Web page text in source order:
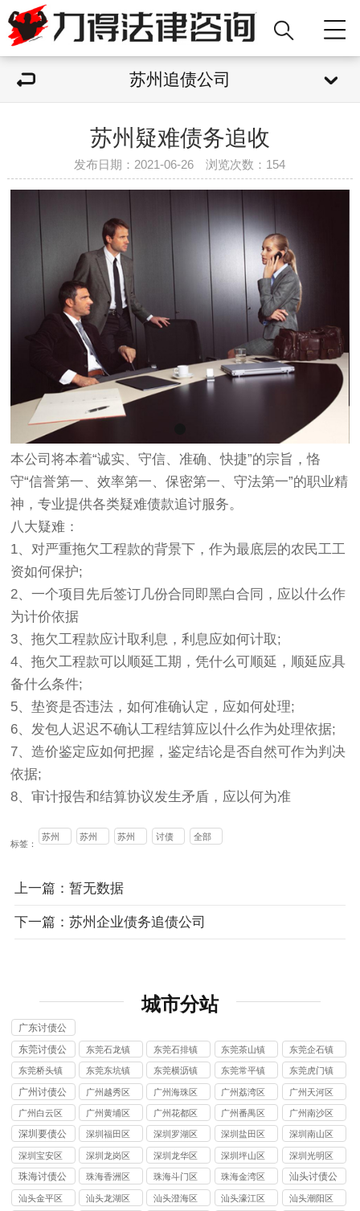
苏州追债公司
苏州疑难债务追收
发布日期：2021-06-26 浏览次数： 154
本公司将本着“诚实、守信、准确、快捷”的宗旨，恪
守“信誉第一、效率第一、保密第一、守法第一”的职业精
神，专业提供各类疑难债款追讨服务。
八大疑难：
1、对严重拖欠工程款的背景下，作为最底层的农民工工
资如何保护;
2、一个项目先后签订几份合同即黑白合同，应以什么作
为计价依据
3、拖欠工程款应计取利息，利息应如何计取;
4、拖欠工程款可以顺延工期，凭什么可顺延，顺延应具
备什么条件;
5、垫资是否违法，如何准确认定，应如何处理;
6、发包人迟迟不确认工程结算应以什么作为处理依据;
7、造价鉴定应如何把握，鉴定结论是否自然可作为判决
依据;
8、审计报告和结算协议发生矛盾，应以何为准
标签：
苏州
追收
苏州
苏州
讨债
全部
上一篇：暂无数据
下一篇：苏州企业债务追债公司
城市分站
广东讨债公
司
东莞讨债公
司
东莞石龙镇
讨债公司
东莞石排镇
讨债公司
东莞茶山镇
讨债公司
东莞企石镇
讨债公司
东莞桥头镇
讨债公司
东莞东坑镇
讨债公司
东莞横沥镇
讨债公司
东莞常平镇
讨债公司
东莞虎门镇
讨债公司
广州讨债公
司
广州越秀区
讨债公司
广州海珠区
讨债公司
广州荔湾区
讨债公司
广州天河区
讨债公司
广州白云区
讨债公司
广州黄埔区
讨债公司
广州花都区
讨债公司
广州番禺区
讨债公司
广州南沙区
讨债公司
深圳要债公
司
深圳福田区
要债公司
深圳罗湖区
要债公司
深圳盐田区
要债公司
深圳南山区
要债公司
深圳宝安区
要债公司
深圳龙岗区
要债公司
深圳龙华区
要债公司
深圳坪山区
要债公司
深圳光明区
要债公司
珠海讨债公
司
珠海香洲区
讨债公司
珠海斗门区
讨债公司
珠海金湾区
讨债公司
汕头讨债公
司
汕头金平区
汕头龙湖区
汕头澄海区
汕头濠江区
汕头潮阳区